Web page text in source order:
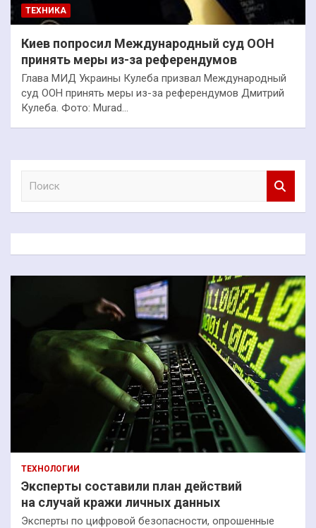
ТЕХНИКА
Киев попросил Международный суд ООН
принять меры из-за референдумов
Глава МИД Украины Кулеба призвал Международный
суд ООН принять меры из-за референдумов Дмитрий
Кулеба. Фото: Murad…
к
ТЕХНОЛОГИИ
Эксперты составили план действий
на случай кражи личных данных
Эксперты по цифровой безопасности, опрошенные